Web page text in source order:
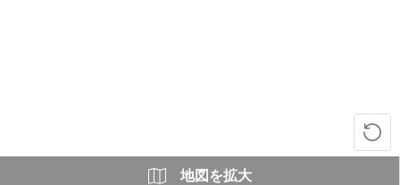
地図を拡大